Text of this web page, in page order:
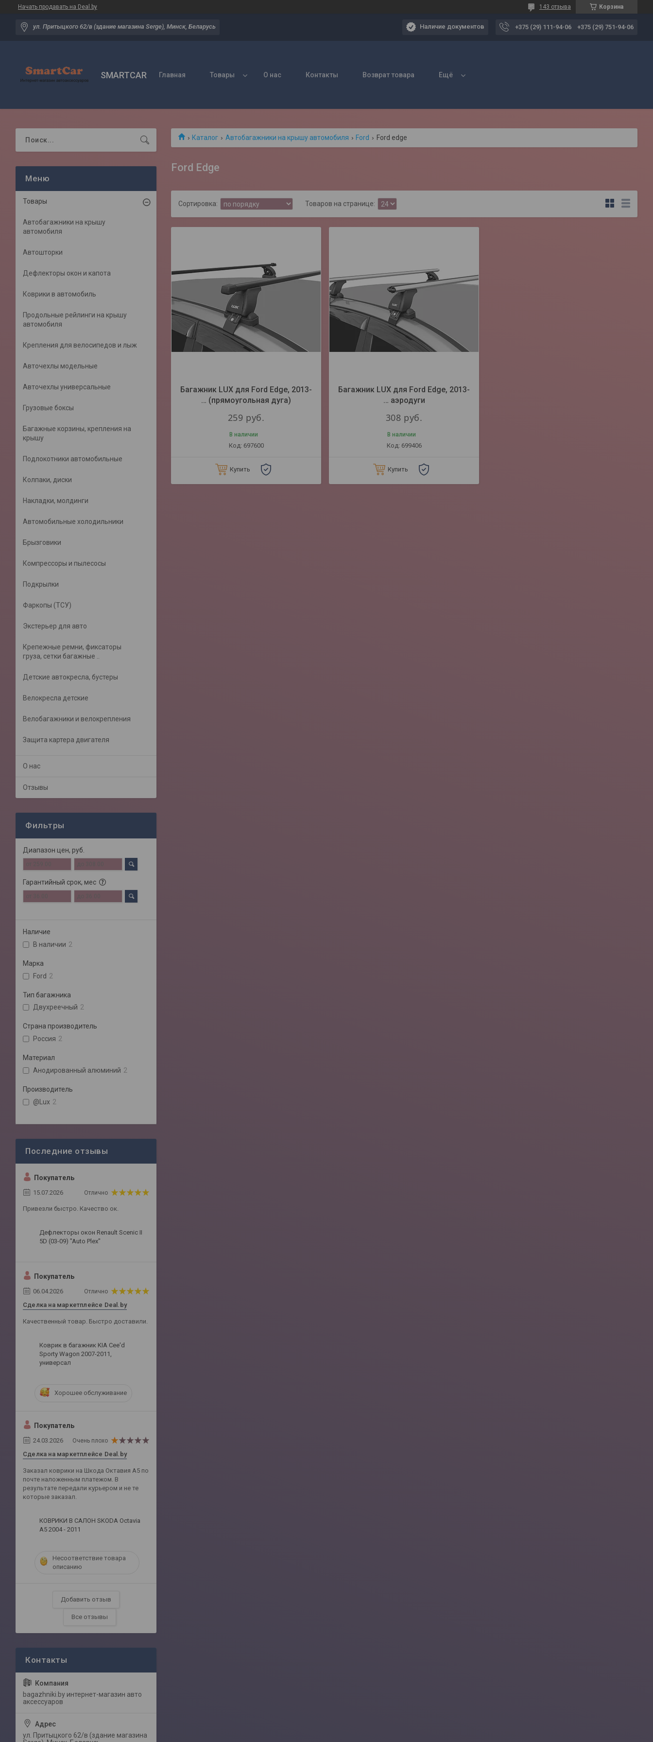
Начать продавать на Deal.by Корзина
143 отзыва
ул. Притыцкого 62/в (здание магазина Serge), Минск, Беларусь Наличие документов +375 (29) 111-94-06 +375 (29) 751-94-06
SMARTCAR Главная Товары О нас Контакты Возврат товара Ещё
Каталог Автобагажники на крышу автомобиля Ford Ford edge
Ford Edge
Багажник LUX для Ford Edge, 2013-
… (прямоугольная дуга)
259 руб.
В наличии
697600
Купить
Багажник LUX для Ford Edge, 2013-
… аэродуги
308 руб.
В наличии
699406
Купить
Товары
Автобагажники на крышу
автомобиля
Автошторки
Дефлекторы окон и капота
Коврики в автомобиль
Продольные рейлинги на крышу
автомобиля
Крепления для велосипедов и лыж
Авточехлы модельные
Авточехлы универсальные
Грузовые боксы
Багажные корзины, крепления на
крышу
Подлокотники автомобильные
Колпаки, диски
Накладки, молдинги
Автомобильные холодильники
Брызговики
Компрессоры и пылесосы
Подкрылки
Фаркопы (ТСУ)
Экстерьер для авто
Крепежные ремни, фиксаторы
груза, сетки багажные ..
Детские автокресла, бустеры
Велокресла детские
Велобагажники и велокрепления
Защита картера двигателя
О нас
Отзывы
Фильтры
Диапазон цен, руб.
Гарантийный срок, мес
Наличие
В наличии 2
Марка
Ford 2
Тип багажника
Двухреечный 2
Страна производитель
Россия 2
Материал
Анодированный алюминий 2
Производитель
@Lux 2
Покупатель
15.07.2026 Отлично
Привезли быстро. Качество ок.
Дефлекторы окон Renault Scenic II
5D (03-09) "Auto Plex"
Покупатель
06.04.2026 Отлично
Сделка на маркетплейсе Deal.by
Качественный товар. Быстро доставили.
Коврик в багажник KIA Cee'd
Sporty Wagon 2007-2011,
универсал
Хорошее обслуживание
Покупатель
24.03.2026 Очень плохо
Сделка на маркетплейсе Deal.by
Заказал коврики на Шкода Октавия А5 по
почте наложенным платежом. В
результате передали курьером и не те
которые заказал.
КОВРИКИ В САЛОН SKODA Octavia
A5 2004 - 2011
Несоответствие товара
описанию
Добавить отзыв
Все отзывы
bagazhniki.by интернет-магазин авто
аксессуаров
ул. Притыцкого 62/в (здание магазина